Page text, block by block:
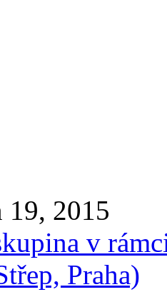
19, 2015
v
Praha)